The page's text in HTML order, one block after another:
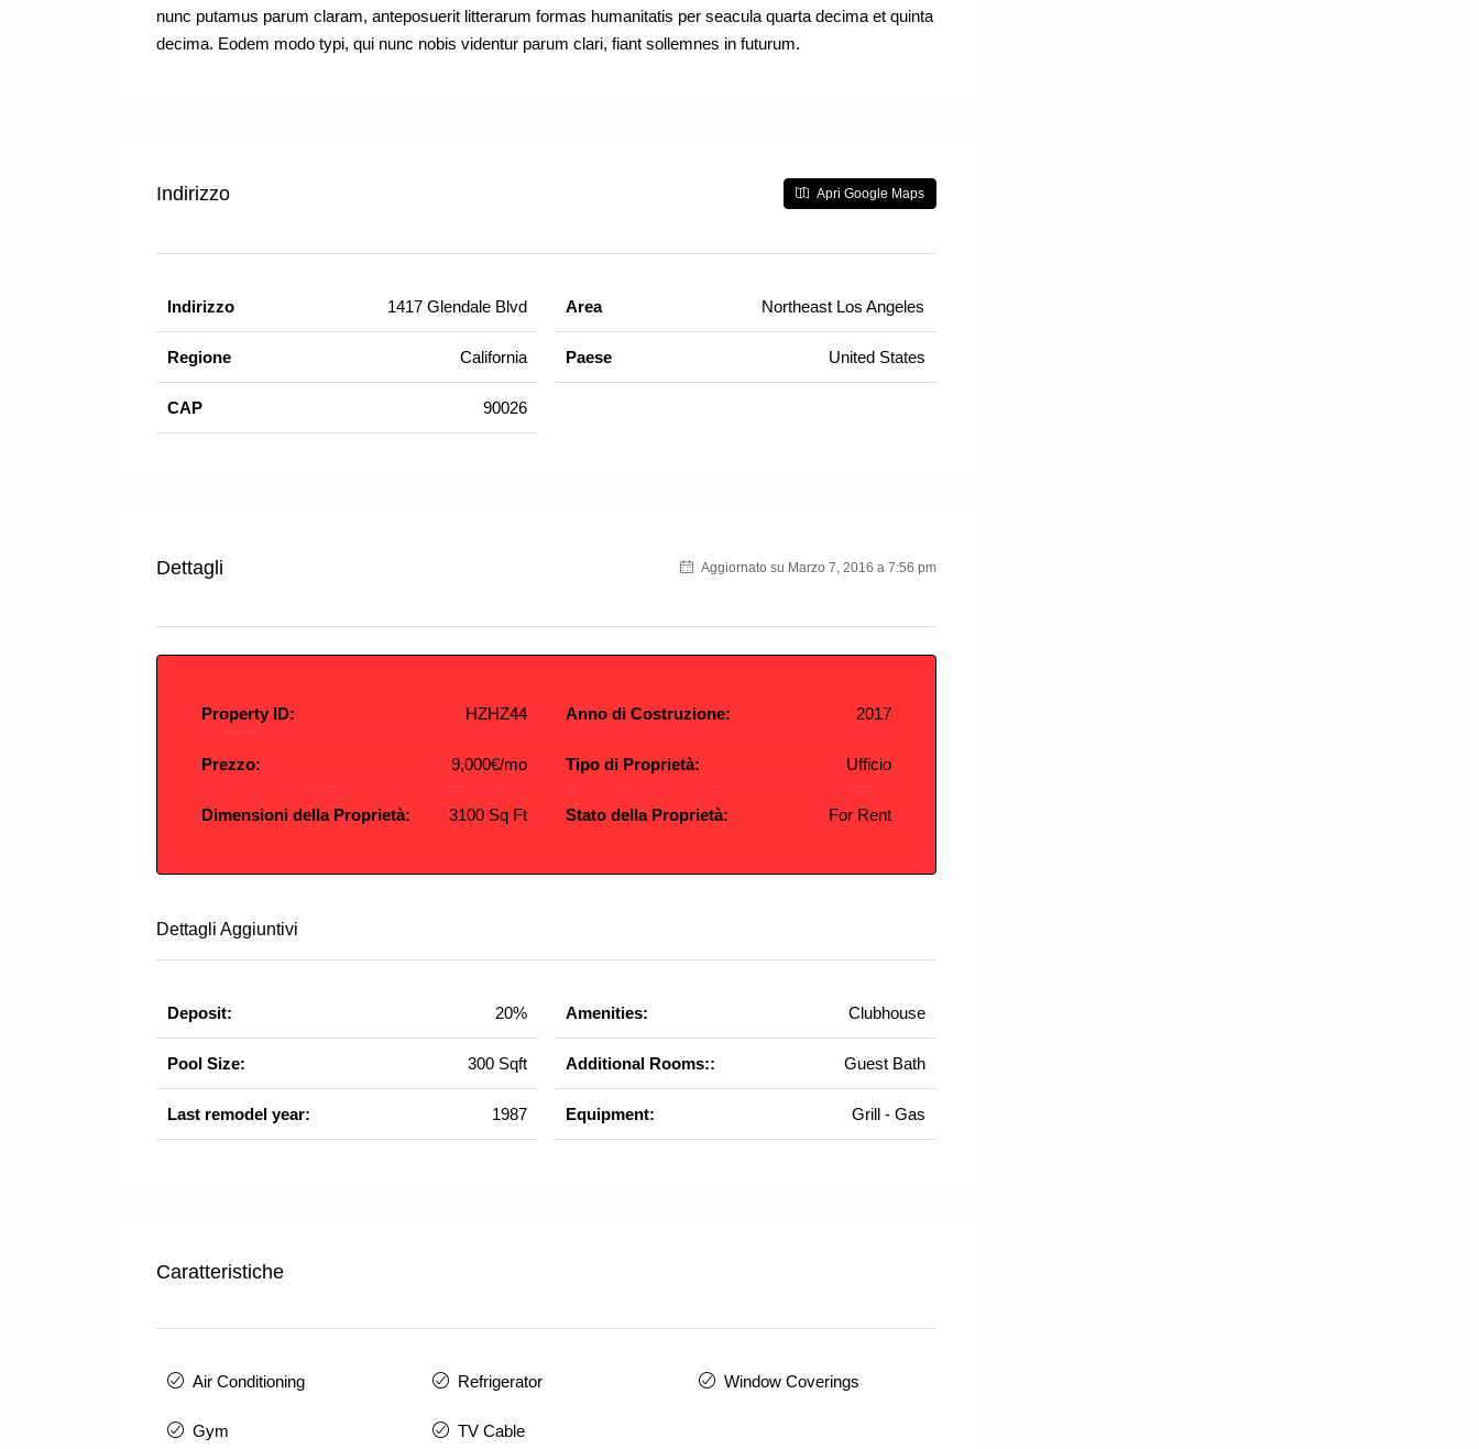
nunc putamus parum claram, anteposuerit litterarum formas humanitatis per seacula quarta decima et quinta
decima. Eodem modo typi, qui nunc nobis videntur parum clari, fiant sollemnes in futurum.
Indirizzo Apri Google Maps
Indirizzo 1417 Glendale Blvd
Regione California
CAP 90026
Area Northeast Los Angeles
Paese United States
Dettagli Aggiornato su Marzo 7, 2016 a 7:56 pm
Property ID: HZHZ44
Prezzo: 9,000€/mo
Dimensioni della Proprietà: 3100 Sq Ft
Anno di Costruzione: 2017
Tipo di Proprietà: Ufficio
Stato della Proprietà: For Rent
Dettagli Aggiuntivi
Deposit: 20%
Pool Size: 300 Sqft
Last remodel year: 1987
Amenities: Clubhouse
Additional Rooms:: Guest Bath
Equipment: Grill - Gas
Caratteristiche
Air Conditioning
Gym
Refrigerator
TV Cable
Window Coverings